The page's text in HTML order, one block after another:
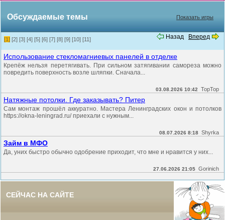
Обсуждаемые темы Показать игры
Назад Вперед
[1] [2] [3] [4] [5] [6] [7] [8] [9] [10] [11]
Использование стекломагниевых панелей в отделке
Крепёж нельзя перетягивать. При сильном затягивании самореза можно
повредить поверхность возле шляпки. Сначала...
03.08.2026 10:42 TopTop
Натяжные потолки. Где заказывать? Питер
Сам монтаж прошёл аккуратно. Мастера Ленинградских окон и потолков
https://okna-leningrad.ru/ приехали с нужным...
08.07.2026 8:18 Shyrka
Займ в МФО
Да, уних быстро обычно одобрение приходит, что мне и нравится у них...
27.06.2026 21:05 Gorinich
СЕЙЧАС НА САЙТЕ